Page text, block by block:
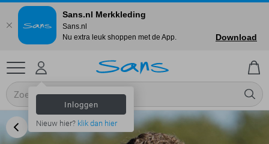
Inloggen
Nieuw hier? klik dan hier
Sans.nl Merkkleding
Sans.nl
Nu extra leuk shoppen met de App.
Download